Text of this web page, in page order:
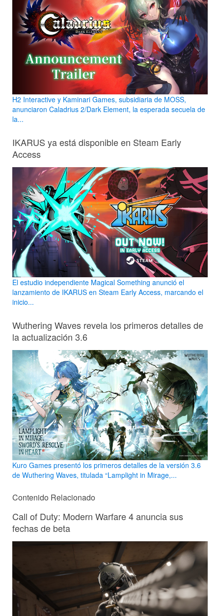
H2 Interactive y Kaminari Games, subsidiaria de MOSS,
anunciaron Caladrius 2/Dark Element, la esperada secuela de
la...
IKARUS ya está disponible en Steam Early
Access
El estudio independiente Magical Something anunció el
lanzamiento de IKARUS en Steam Early Access, marcando el
inicio...
Wuthering Waves revela los primeros detalles de
la actualización 3.6
Kuro Games presentó los primeros detalles de la versión 3.6
de Wuthering Waves, titulada “Lamplight in Mirage,...
Contenido Relacionado
Call of Duty: Modern Warfare 4 anuncia sus
fechas de beta